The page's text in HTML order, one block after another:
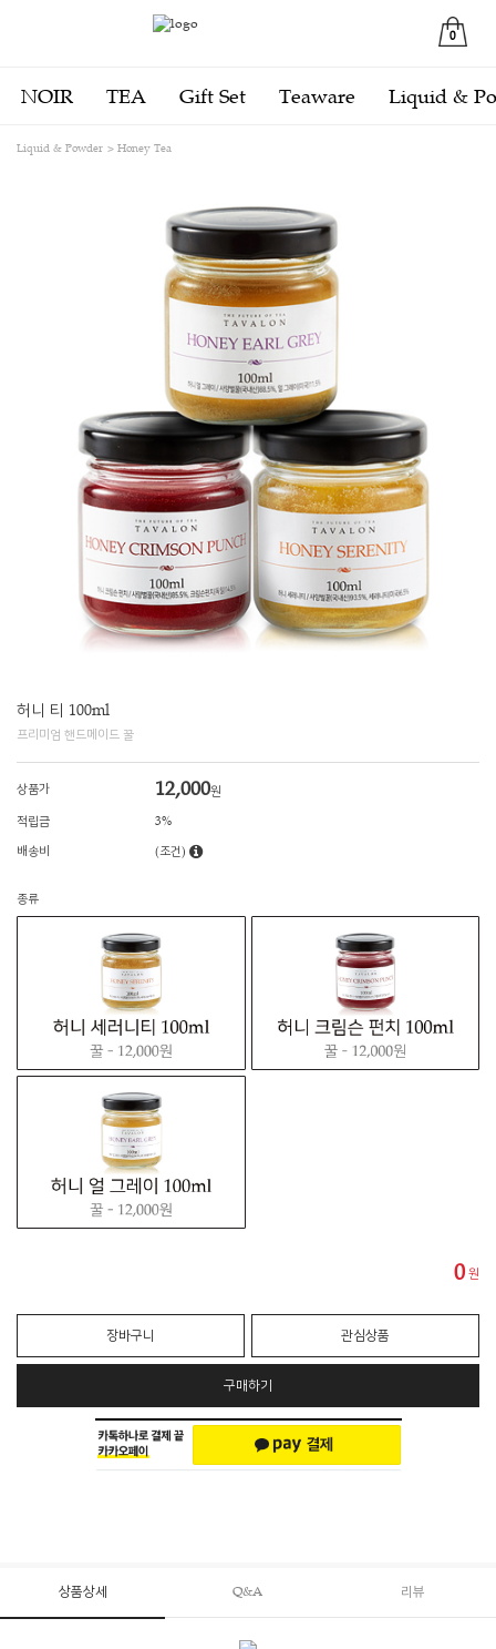
0
NOIR TEA Gift Set Teaware Liquid &
Liquid & Powder Honey Tea
허니 티 100ml
프리미엄 핸드메이드 꿀
상품가 12,000원
적립금 3%
배송비 (조건)
종류
0 원
장바구니 관심상품
구매하기
상품상세 Q&A 리뷰